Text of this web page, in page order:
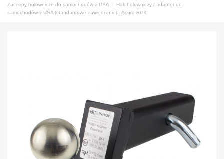
Zaczepy holownicze do samochodów z USA
Hak holowniczy / adapter do
samochodów z USA (standardowe zawieszenie) - Acura RDX